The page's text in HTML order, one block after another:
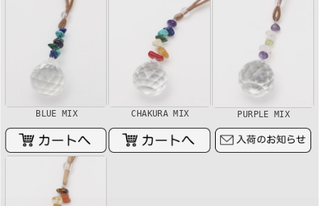
BLUE MIX CHAKURA MIX PURPLE MIX